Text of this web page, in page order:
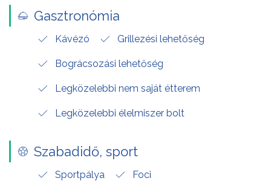
Gasztronómia
Kávézó Grillezési lehetőség
Bográcsozási lehetőség
Legközelebbi nem saját étterem
Legközelebbi élelmiszer bolt
Szabadidő, sport
Sportpálya Foci